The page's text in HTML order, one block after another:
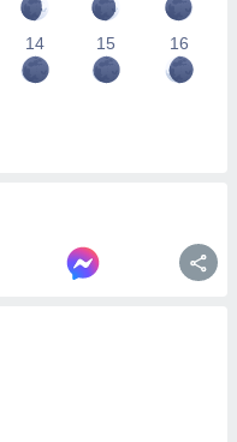
14 15 16